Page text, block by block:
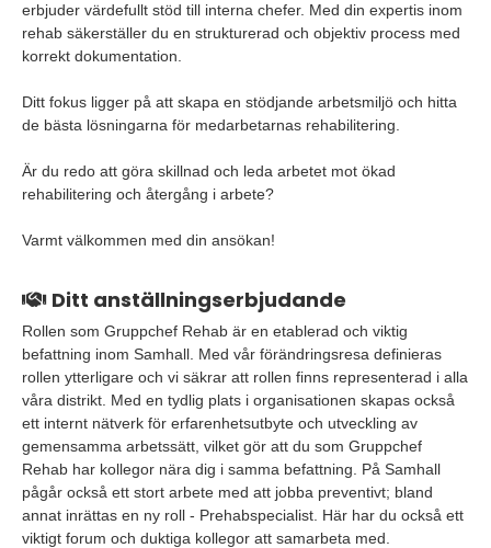
erbjuder värdefullt stöd till interna chefer. Med din expertis inom
rehab säkerställer du en strukturerad och objektiv process med
korrekt dokumentation.
Ditt fokus ligger på att skapa en stödjande arbetsmiljö och hitta
de bästa lösningarna för medarbetarnas rehabilitering.
Är du redo att göra skillnad och leda arbetet mot ökad
rehabilitering och återgång i arbete?
Varmt välkommen med din ansökan!
Ditt anställningserbjudande
Rollen som Gruppchef Rehab är en etablerad och viktig
befattning inom Samhall. Med vår förändringsresa definieras
rollen ytterligare och vi säkrar att rollen finns representerad i alla
våra distrikt. Med en tydlig plats i organisationen skapas också
ett internt nätverk för erfarenhetsutbyte och utveckling av
gemensamma arbetssätt, vilket gör att du som Gruppchef
Rehab har kollegor nära dig i samma befattning. På Samhall
pågår också ett stort arbete med att jobba preventivt; bland
annat inrättas en ny roll - Prehabspecialist. Här har du också ett
viktigt forum och duktiga kollegor att samarbeta med.